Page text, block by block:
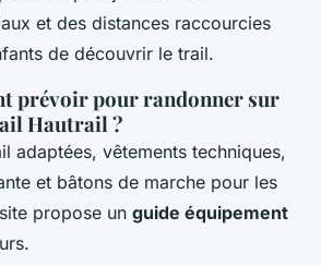
et des distances raccourcies
de découvrir le trail.
prévoir pour randonner sur
Hautrail ?
adaptées, vêtements techniques,
et bâtons de marche pour les
propose un guide équipement